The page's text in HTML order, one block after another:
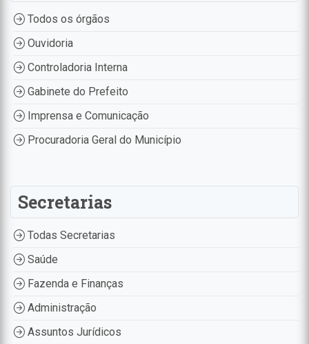
Todos os órgãos
Ouvidoria
Controladoria Interna
Gabinete do Prefeito
Imprensa e Comunicação
Procuradoria Geral do Município
Secretarias
Todas Secretarias
Saúde
Fazenda e Finanças
Administração
Assuntos Jurídicos